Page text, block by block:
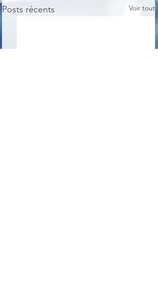
Posts récents Voir tout